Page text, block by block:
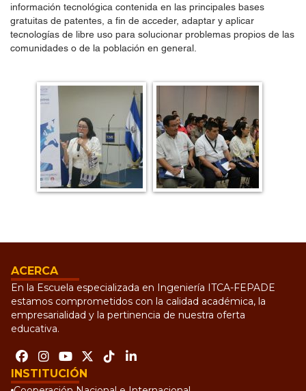
información tecnológica contenida en las principales bases
gratuitas de patentes, a fin de acceder, adaptar y aplicar
tecnologías de libre uso para solucionar problemas propios de las
comunidades o de la población en general.
ACERCA
En la Escuela especializada en Ingeniería ITCA-FEPADE
estamos comprometidos con la calidad académica, la
empresarialidad y la pertinencia de nuestra oferta
educativa.
INSTITUCIÓN